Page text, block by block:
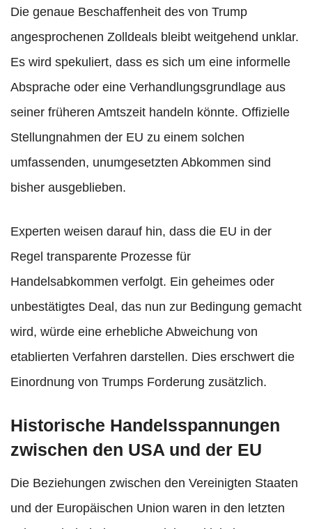
Die genaue Beschaffenheit des von Trump
angesprochenen Zolldeals bleibt weitgehend unklar.
Es wird spekuliert, dass es sich um eine informelle
Absprache oder eine Verhandlungsgrundlage aus
seiner früheren Amtszeit handeln könnte. Offizielle
Stellungnahmen der EU zu einem solchen
umfassenden, unumgesetzten Abkommen sind
bisher ausgeblieben.
Experten weisen darauf hin, dass die EU in der
Regel transparente Prozesse für
Handelsabkommen verfolgt. Ein geheimes oder
unbestätigtes Deal, das nun zur Bedingung gemacht
wird, würde eine erhebliche Abweichung von
etablierten Verfahren darstellen. Dies erschwert die
Einordnung von Trumps Forderung zusätzlich.
Historische Handelsspannungen
zwischen den USA und der EU
Die Beziehungen zwischen den Vereinigten Staaten
und der Europäischen Union waren in den letzten